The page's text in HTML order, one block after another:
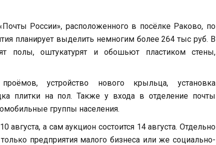
России», расположенного в посёлке Раково, по
планирует выделить немногим более 264 тыс руб. В
полы, оштукатурят и обошьют пластиком стены,
устройство нового крыльца, установка
плитки на пол. Также у входа в отделение почты
группы населения.
а сам аукцион состоится 14 августа. Отдельно
предприятия малого бизнеса или же социально-